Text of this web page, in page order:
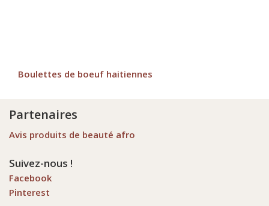
Boulettes de boeuf haitiennes
Partenaires
Avis produits de beauté afro
Suivez-nous !
Facebook
Pinterest